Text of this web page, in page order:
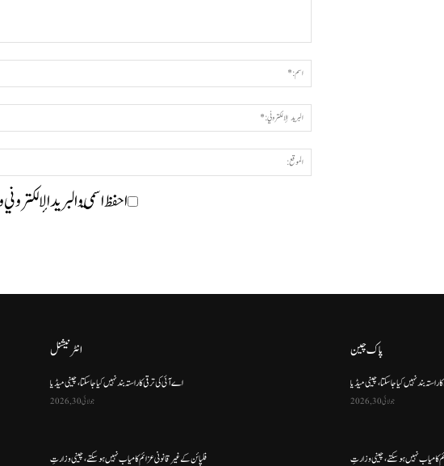
احفظ اسمي والبريد
انٹرنیشنل
اے آئی کی ترقی کا راستہ بند نہیں کیا جا سکتا، چینی میڈیا
جولائی 30, 2026
فلپائن کے غیر قانونی عزائم کامیاب نہیں ہو سکتے ، چینی وزارتِ
پاک چین
بند نہیں کیا جا سکتا، چینی میڈیا
جولائی 30, 2026
کامیاب نہیں ہو سکتے ، چینی وزارتِ